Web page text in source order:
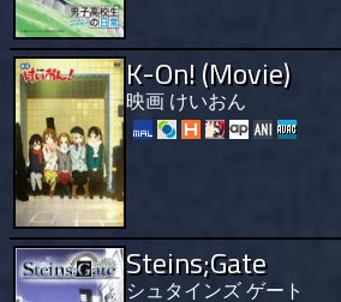
K-On! (Movie)
映画 けいおん
Steins;Gate
シュタインズ ゲート